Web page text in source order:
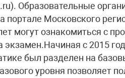
Образовательные
портале Московского
могут ознакомиться с
экзамен.Начиная с 2015
был разделен на
уровня позволяет